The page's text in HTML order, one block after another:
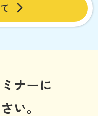
ナーに
い。